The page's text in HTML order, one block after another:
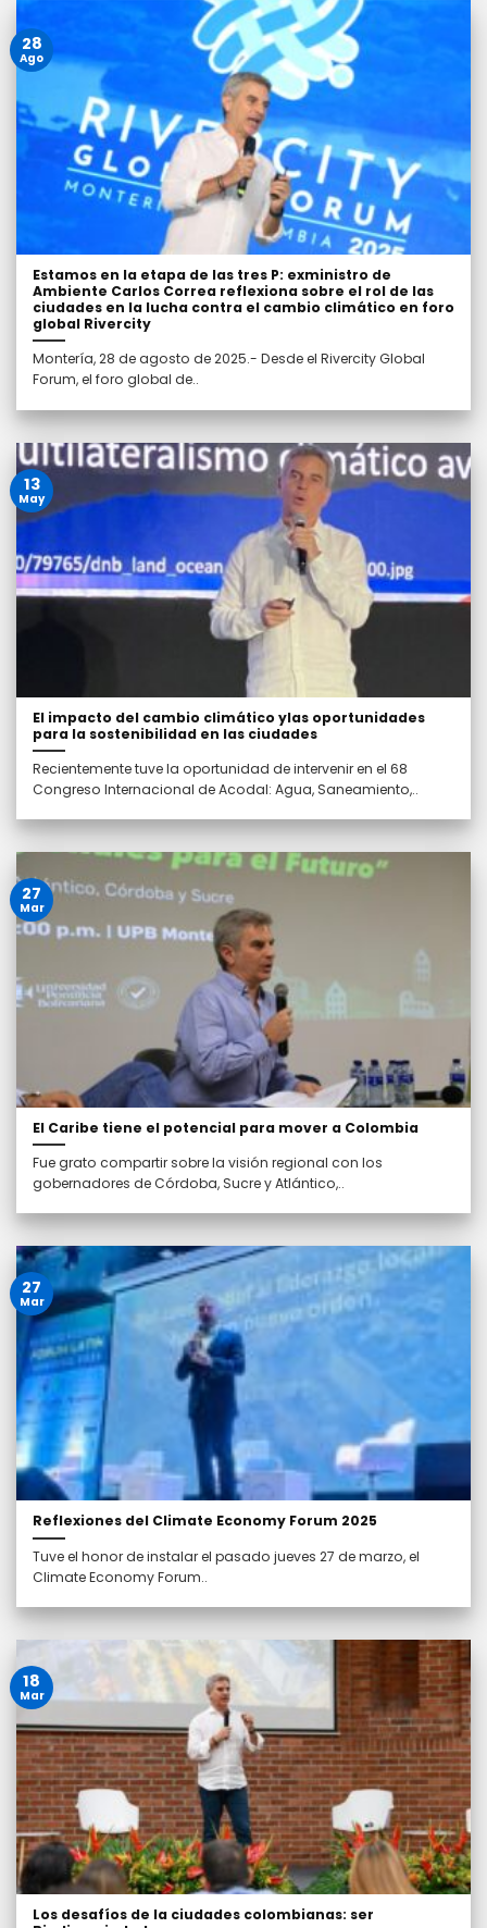
Estamos en la etapa de las tres P: exministro de
Ambiente Carlos Correa reflexiona sobre el rol de las
ciudades en la lucha contra el cambio climático en foro
global Rivercity
Montería, 28 de agosto de 2025.- Desde el Rivercity Global
Forum, el foro global de..
28
Ago
El impacto del cambio climático ylas oportunidades
para la sostenibilidad en las ciudades
Recientemente tuve la oportunidad de intervenir en el 68
Congreso Internacional de Acodal: Agua, Saneamiento,..
13
May
El Caribe tiene el potencial para mover a Colombia
Fue grato compartir sobre la visión regional con los
gobernadores de Córdoba, Sucre y Atlántico,..
27
Mar
Reflexiones del Climate Economy Forum 2025
Tuve el honor de instalar el pasado jueves 27 de marzo, el
Climate Economy Forum..
27
Mar
Los desafíos de la ciudades colombianas: ser
18
Mar